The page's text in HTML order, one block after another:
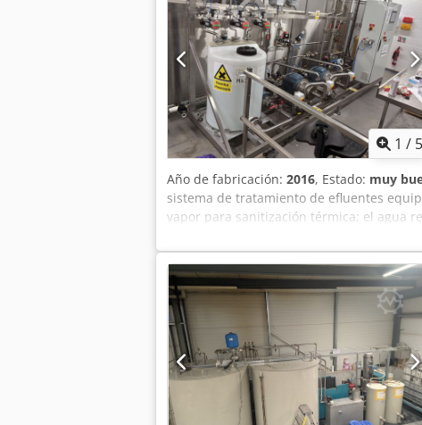
1 / 5
Año de fabricación: 2016, Estado: muy
sistema de tratamiento de efluentes
vapor para sanitización térmica; el agua